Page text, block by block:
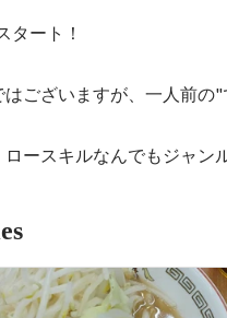
タート！
はございますが、一人前
ースキルなんでもジャン